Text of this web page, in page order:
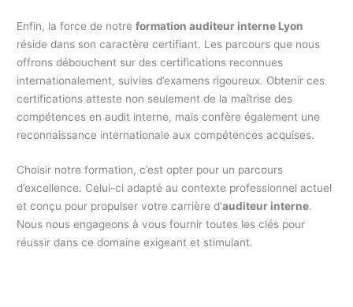
Enfin, la force de notreformation auditeur interne Lyon
réside dans son caractère certifiant. Les parcours que nous
offrons débouchent sur des certifications reconnues
internationalement, suivies d’examens rigoureux. Obtenir ces
certifications atteste non seulement de la maîtrise des
compétences en audit interne, mais confère également une
reconnaissance internationale aux compétences acquises.
Choisir notre formation, c’est opter pour un parcours
d’excellence. Celui-ci adapté au contexte professionnel actuel
et conçu pour propulser votre carrière d’auditeur interne.
Nous nous engageons à vous fournir toutes les clés pour
réussir dans ce domaine exigeant et stimulant.